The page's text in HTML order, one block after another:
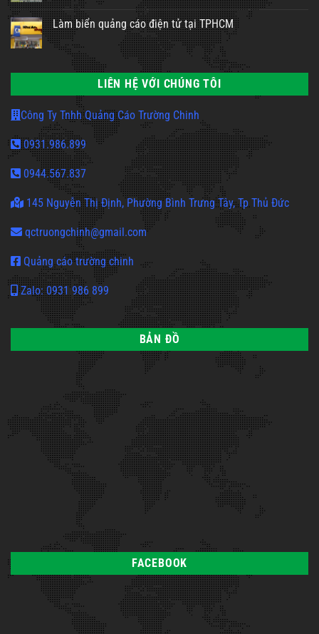
Làm biển quảng cáo điện tử tại TPHCM
LIÊN HỆ VỚI CHÚNG TÔI
Công Ty Tnhh Quảng Cáo Trường Chinh
0931.986.899
0944.567.837
145 Nguyễn Thị Định, Phường Bình Trưng Tây, Tp Thủ Đức
qctruongchinh@gmail.com
Quảng cáo trường chinh
Zalo: 0931 986 899
BẢN ĐỒ
FACEBOOK